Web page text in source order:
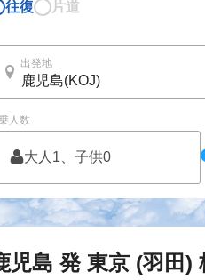
往復 片道
出発地
人数
大人1、子供0
児島 発 東京 (羽田)